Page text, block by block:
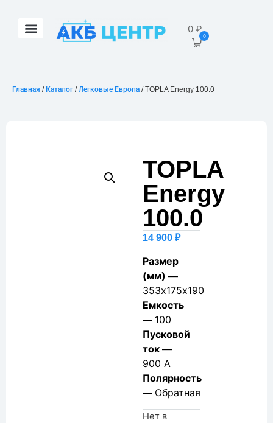
0₽
0
Главная / Каталог /Легковые Европа / TOPLA Energy 100.0
TOPLA
Energy
100.0
14 900 ₽
Размер
(мм) —
353х175х190
Емкость
— 100
Пусковой
ток —
900 А
Полярность
— Обратная
Нет в